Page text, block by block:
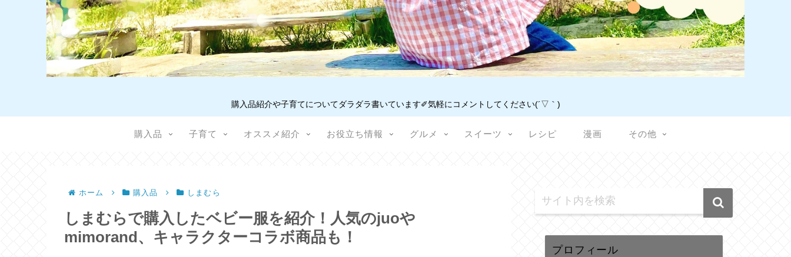
購入品紹介や子育てについてダラダラ書いています✐気軽にコメントしてください(´▽｀)
購入品 子育て オススメ紹介 お役立ち情報 グルメ スイーツ レシピ 漫画 その他
ホーム 購入品 しまむら
しまむらで購入したベビー服を紹介！人気のjuoや
mimorand、キャラクターコラボ商品も！
プロフィール